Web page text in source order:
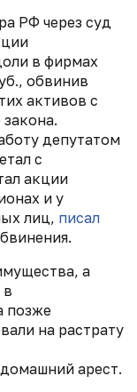
РФ через суд
в фирмах
обвинив
активов с
депутатом
с
акции
и у
лиц, писал
а
в
позже
на растрату
арест.